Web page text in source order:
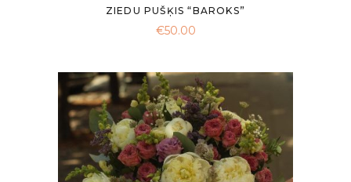
ZIEDU PUŠĶIS “BAROKS”
€50.00